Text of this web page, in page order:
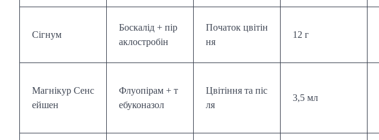
Сігнум
Боскалід + пір
аклостробін
Початок цвітін
ня
12 г
Магнікур Сенс
ейшен
Флуопірам + т
ебуконазол
Цвітіння та піс
ля
3,5 мл